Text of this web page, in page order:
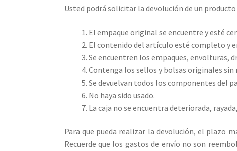
Usted podrá solicitar la devolución de un
El empaque original se encuentre y esté
El contenido del artículo esté completo y
Se encuentren los empaques, envolturas,
Contenga los sellos y bolsas originales sin
Se devuelvan todos los componentes del
No haya sido usado.
La caja no se encuentra deteriorada,
Para que pueda realizar la devolución, el plazo
Recuerde que los gastos de envío no son